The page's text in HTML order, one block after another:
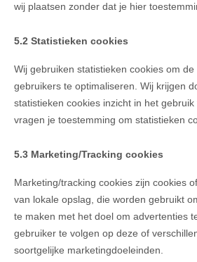
wij plaatsen zonder dat je hier
5.2 Statistieken cookies
Wij gebruiken statistieken cookies om
gebruikers te optimaliseren. Wij krijgen
statistieken cookies inzicht in het
vragen je toestemming om statistieken
5.3 Marketing/Tracking cookies
Marketing/tracking cookies zijn cookies
van lokale opslag, die worden gebruikt
te maken met het doel om advertenties
gebruiker te volgen op deze of
soortgelijke marketingdoeleinden.